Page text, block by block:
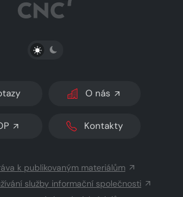
PŘEPNOUT SVĚTLÝ/TMAVÝ REŽIM
O nás
Kontakty
k publikovaným materiálům
služby informační společnosti